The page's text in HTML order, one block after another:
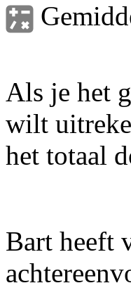
Als je het
wilt
het totaal
Bart heeft